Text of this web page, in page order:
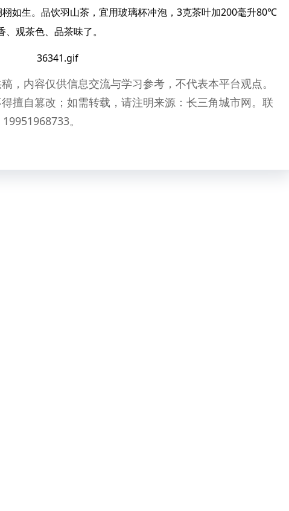
如生。品饮羽山茶，宜用玻璃杯冲泡，3克茶叶加200毫升80℃
观茶色、品茶味了。
，内容仅供信息交流与学习参考，不代表本平台观点。
擅自篡改；如需转载，请注明来源：长三角城市网。联
。